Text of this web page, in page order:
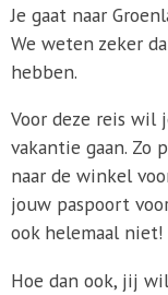
Je gaat naar
We weten zeker
hebben.
Voor deze reis wil
vakantie gaan.
naar de winkel
jouw paspoort
ook helemaal niet!
Hoe dan ook, jij